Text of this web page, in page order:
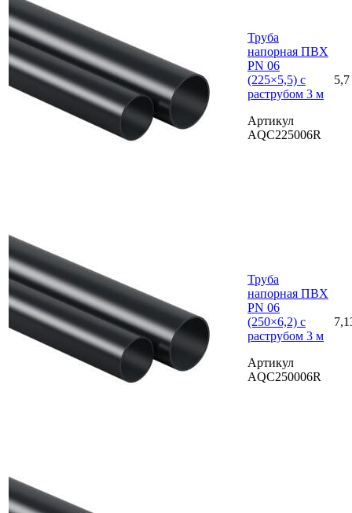
Труба
напорная ПВХ
PN 06
(225×5,5) с
раструбом 3 м
Артикул
AQC225006R
5,7
Труба
напорная ПВХ
PN 06
(250×6,2) с
раструбом 3 м
Артикул
AQC250006R